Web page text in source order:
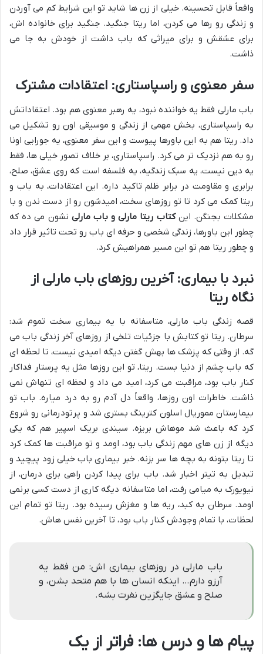
واقعاً قابل تحسینه. خیلی از زن ها شاید تو این شرایط کم می آوردن
و زندگی رو رها می کردن، اما ریتا جنگید. جنگید برای خانواده اش،
برای عشقش و برای میراثی که باب داشت از خودش به جا می
ذاشت.
سفر معنوی و راسپاستاری: اعتقادات مشترک
باب مارلی فقط یه خواننده نبود، یه رهبر معنوی هم بود. اعتقاداتش
به راسپاستاری، بخش مهمی از زندگی و موسیقی اون رو تشکیل می
داد. ریتا هم به این باورها پیوست و این سفر معنوی، یه جورایی اونا
رو به هم نزدیک تر می کرد. راسپاستاری، بر خلاف تصور خیلی ها، فقط
یه دین نیست، یه سبک زندگیه، یه فلسفه است که روی عشق، صلح،
برابری و مقاومت در برابر ظلم تاکید داره. این اعتقادات، به باب و
ریتا کمک می کرد تا تو روزهای سخت، امیدشون رو از دست ندن و با
مشکلات بجنگن. اینکتاب ریتا مارلی و باب مارلی نشون می ده که
چطور این باورها، زندگی شخصی و حرفه ای باب رو تحت تاثیر قرار داد
و چطور ریتا هم تو این مسیر همراهیش کرد.
نبرد با بیماری: آخرین روزهای باب مارلی از
نگاه ریتا
قصه زندگی باب مارلی، متاسفانه با یه بیماری سخت تموم شد:
سرطان. ریتا تو کتابش با جزئیات تلخی از روزهای آخر زندگی باب می
گه. از وقتی که پزشک ها بهش گفتن دیگه امیدی نیست، تا لحظه ای
که باب چشم از دنیا بست. ریتا، تو این روزها مثل یه پرستار فداکار
کنار باب بود، مراقبت می کرد، امید می داد و لحظه ای تنهاش نمی
ذاشت. خاطرات اون روزها، واقعاً دل آدم رو به درد میاره. باب تو
بیمارستان مموریال اسلون کترینگ بستری شد و پرتودرمانی رو شروع
کرد که باعث شد موهاش بریزه. سیندی بریک اسپیر هم که یکی
دیگه از زن های مهم زندگی باب بود، اومد و تو مراقبت ها کمک کرد
تا ریتا بتونه به بچه ها سر بزنه. خبر بیماری باب خیلی زود پیچید و
تبدیل به تیتر اخبار شد. باب برای پیدا کردن راهی برای درمان، از
نیویورک به میامی رفت، اما متاسفانه دیگه کاری از دست کسی برنمی
اومد. سرطان به کبد، ریه ها و مغزش رسیده بود. ریتا تو تمام این
لحظات، با تمام وجودش کنار باب بود، تا آخرین نفس هاش.
باب مارلی در روزهای بیماری اش: من فقط یه
آرزو دارم… اینکه انسان ها با هم متحد بشن، و
صلح و عشق جایگزین نفرت بشه.
پیام ها و درس ها: فراتر از یک